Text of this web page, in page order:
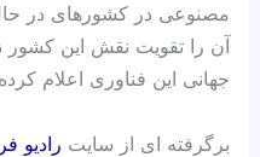
مصنوعی در کشورهای در
آن را تقویت نقش این
جهانی این فناوری اعلام
برگرفته ای از سایت رادیو